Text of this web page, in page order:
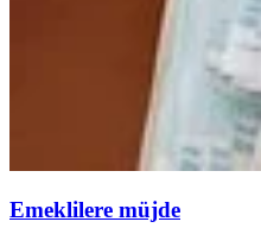
Emeklilere müjde